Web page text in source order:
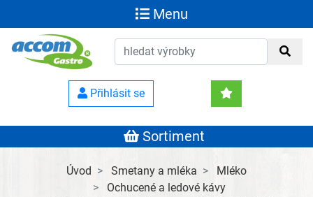
Menu
Přihlásit se
Sortiment
Úvod Smetany a mléka
Mléko
Ochucené a ledové kávy